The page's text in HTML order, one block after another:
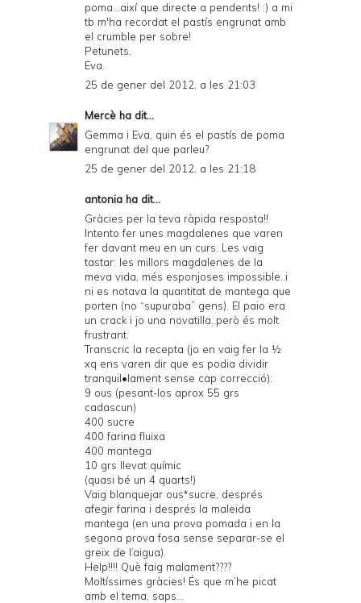
poma...així que directe a pendents! :) a mi
tb m'ha recordat el pastís engrunat amb
el crumble per sobre!
Petunets,
Eva.
25 de gener del 2012, a les 21:03
Mercè ha dit...
Gemma i Eva, quin és el pastís de poma
engrunat del que parleu?
25 de gener del 2012, a les 21:18
antonia ha dit...
Gràcies per la teva ràpida resposta!!
Intento fer unes magdalenes que varen
fer davant meu en un curs. Les vaig
tastar: les millors magdalenes de la
meva vida, més esponjoses impossible..i
ni es notava la quantitat de mantega que
porten (no “supuraba” gens). El paio era
un crack i jo una novatilla..però és molt
frustrant.
Transcric la recepta (jo en vaig fer la ½
xq ens varen dir que es podia dividir
tranquil•lament sense cap correcció):
9 ous (pesant-los aprox 55 grs
cadascun)
400 sucre
400 farina fluixa
400 mantega
10 grs llevat químic
(quasi bé un 4 quarts!)
Vaig blanquejar ous*sucre, després
afegir farina i després la maleïda
mantega (en una prova pomada i en la
segona prova fosa sense separar-se el
greix de l’aigua).
Help!!!! Què faig malament????
Moltíssimes gràcies! És que m’he picat
amb el tema, saps...